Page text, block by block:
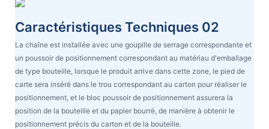
Caractéristiques Techniques 02
La chaîne est installée avec une goupille de serrage correspondante et
un poussoir de positionnement correspondant au matériau d'emballage
de type bouteille, lorsque le produit arrive dans cette zone, le pied de
carte sera inséré dans le trou correspondant au carton pour réaliser le
positionnement, et le bloc poussoir de positionnement assurera la
position de la bouteille et du papier bourré, de manière à obtenir le
positionnement précis du carton et de la bouteille.